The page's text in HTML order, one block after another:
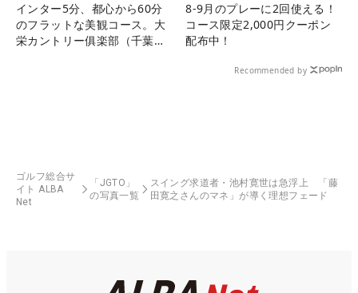
インター5分、都心から60分
のフラットな美観コース。大
栄カントリー俱楽部（千葉
8-9月のプレーに2回使える！
コース限定2,000円クーポン
配布中！
Recommended by
ゴルフ総合サ
イト ALBA
Net
「JGTO」
の写真一覧
スイング求道者・池村寛世は急浮上 「藤
田寛之さんのマネ」が導く理想フェード